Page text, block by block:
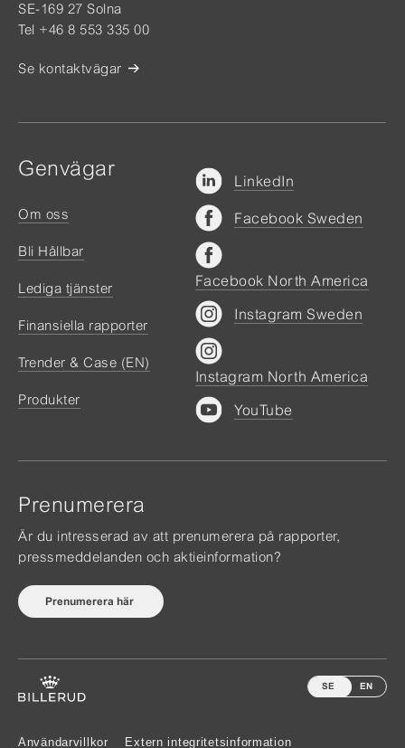
SE-169 27 Solna
Tel +46 8 553 335 00
Se kontaktvägar
Genvägar
Om oss
Bli Hållbar
Lediga tjänster
Finansiella rapporter
Trender & Case (EN)
Produkter
Prenumerera
Är du intresserad av att prenumerera på rapporter,
pressmeddelanden och aktieinformation?
Prenumerera här
LinkedIn
Facebook Sweden
Facebook North America
Instagram Sweden
Instagram North America
YouTube
Användarvillkor Extern integritetsinformation
SE EN